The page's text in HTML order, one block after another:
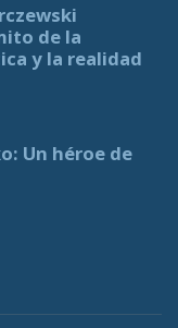
de la
y la realidad
Un héroe de